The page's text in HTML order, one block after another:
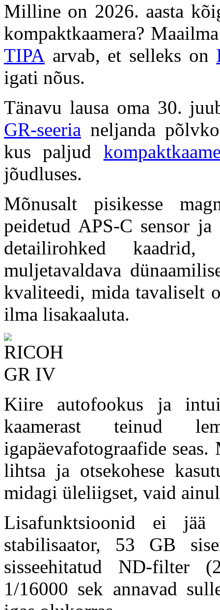
Milline on 2026. aasta
kompaktkaamera?
TIPA arvab, et selleks on
igati nõus.
Tänavu lausa oma 30.
GR-seeria neljanda
kus paljud
jõudluses.
Mõnusalt pisikesse
peidetud APS-C sensor
detailirohked
muljetavaldava
kvaliteedi, mida tavaliselt
ilma lisakaaluta.
Kiire autofookus ja
kaamerast teinud
igapäevafotograafide
lihtsa ja otsekohese
midagi üleliigset, vaid
Lisafunktsioonid ei
stabilisaator, 53 GB
sisseehitatud ND-filter
1/16000 sek annavad